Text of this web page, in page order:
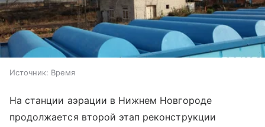
Источник: Время
На станции аэрации в Нижнем Новгороде
продолжается второй этап реконструкции